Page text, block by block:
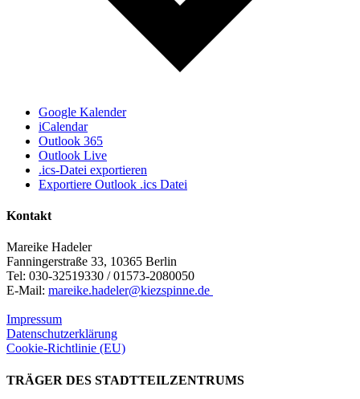
Google Kalender
iCalendar
Outlook 365
Outlook Live
.ics-Datei exportieren
Exportiere Outlook .ics Datei
Kontakt
Mareike Hadeler
Fanningerstraße 33, 10365 Berlin
Tel: 030-32519330 / 01573-2080050
E-Mail: mareike.hadeler@kiezspinne.de
Impressum
Datenschutzerklärung
Cookie-Richtlinie (EU)
TRÄGER DES STADTTEILZENTRUMS